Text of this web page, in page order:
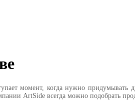
момент, когда нужно
ArtSide всегда можно подобрать